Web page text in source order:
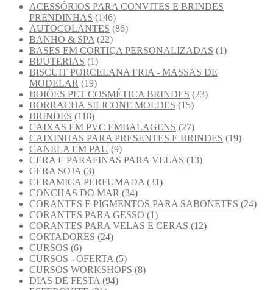
ACESSÓRIOS PARA CONVITES E BRINDES
PRENDINHAS (146)
AUTOCOLANTES (86)
BANHO & SPA (22)
BASES EM CORTIÇA PERSONALIZADAS (1)
BIJUTERIAS (1)
BISCUIT PORCELANA FRIA - MASSAS DE
MODELAR (19)
BOIÕES PET COSMÉTICA BRINDES (23)
BORRACHA SILICONE MOLDES (15)
BRINDES (118)
CAIXAS EM PVC EMBALAGENS (27)
CAIXINHAS PARA PRESENTES E BRINDES (19)
CANELA EM PAU (9)
CERA E PARAFINAS PARA VELAS (13)
CERA SOJA (3)
CERAMICA PERFUMADA (31)
CONCHAS DO MAR (34)
CORANTES E PIGMENTOS PARA SABONETES (24)
CORANTES PARA GESSO (1)
CORANTES PARA VELAS E CERAS (12)
CORTADORES (24)
CURSOS (6)
CURSOS - OFERTA (5)
CURSOS WORKSHOPS (8)
DIAS DE FESTA (94)